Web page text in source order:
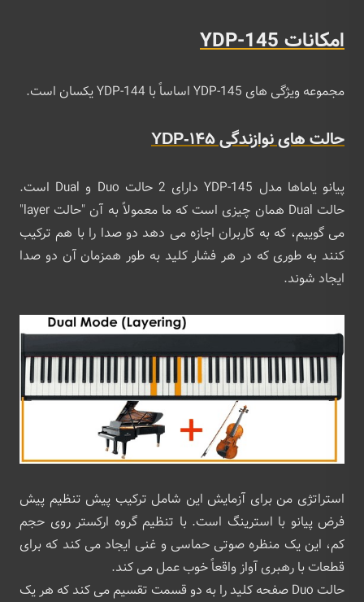
امکانات YDP-145
مجموعه ویژگی های YDP-145 اساساً با YDP-144 یکسان است.
حالت های نوازندگی YDP-145
پیانو یاماها مدل YDP-145 دارای 2 حالت Duo و Dual است.
حالت Dual همان چیزی است که ما معمولاً به آن "حالت layer"
می گوییم، که به کاربران اجازه می دهد دو صدا را با هم ترکیب
کنند به طوری که در هر فشار کلید به طور همزمان آن دو صدا
ایجاد شوند.
استراتژی من برای آزمایش این شامل ترکیب پیش تنظیم پیش
فرض پیانو با استرینگ است. با تنظیم گروه ارکستر روی حجم
کم، این یک منظره صوتی حماسی و غنی ایجاد می کند که برای
قطعات با رهبری آواز واقعاً خوب عمل می کند.
حالت Duo صفحه‌ کلید را به دو قسمت تقسیم می‌ کند که هر یک